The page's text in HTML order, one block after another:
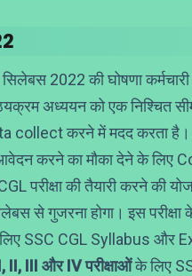
2022 की घोषणा
अध्ययन को एक निश्चित
collect करने में मदद करता
आवेदन करने का मौका देने के लिए
परीक्षा की तैयारी करने की
से गुजरना होगा। इस
SSC CGL Syllabus और
II, III और IV परीक्षाओंके लिए